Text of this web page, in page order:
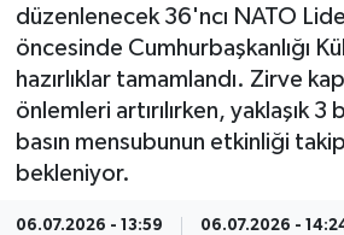
düzenlenecek 36'ncı NATO
öncesinde Cumhurbaşkanlığı
hazırlıklar tamamlandı. Zirve
önlemleri artırılırken, yaklaşık 3
basın mensubunun etkinliği
bekleniyor.
06.07.2026 - 13:59 06.07.2026 -
Dünya
Eğitim
Ekonomi
Son Dakika Haberleri
Haber Arşivi